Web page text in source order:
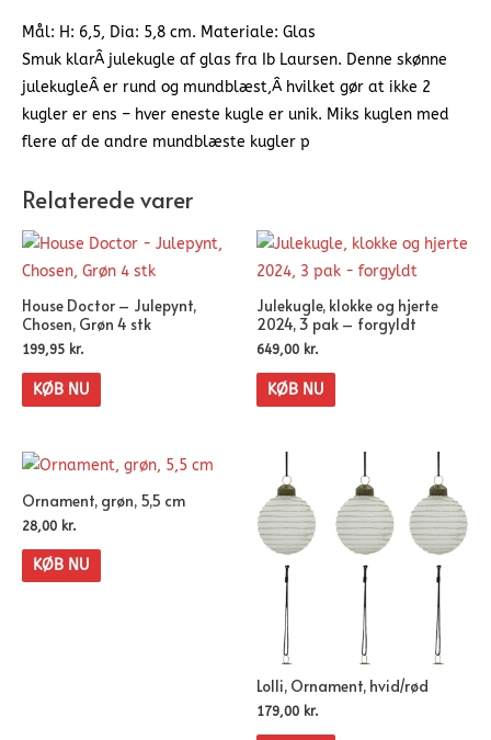
Mål: H: 6,5, Dia: 5,8 cm. Materiale: Glas
Smuk klarÂ julekugle af glas fra Ib Laursen. Denne skønne
julekugleÂ er rund og mundblæst,Â hvilket gør at ikke 2
kugler er ens – hver eneste kugle er unik. Miks kuglen med
flere af de andre mundblæste kugler p
Relaterede varer
House Doctor – Julepynt,
Chosen, Grøn 4 stk
199,95 kr.
KØB NU
Julekugle, klokke og hjerte
2024, 3 pak – forgyldt
649,00 kr.
KØB NU
Ornament, grøn, 5,5 cm
28,00 kr.
KØB NU
Lolli, Ornament, hvid/rød
179,00 kr.